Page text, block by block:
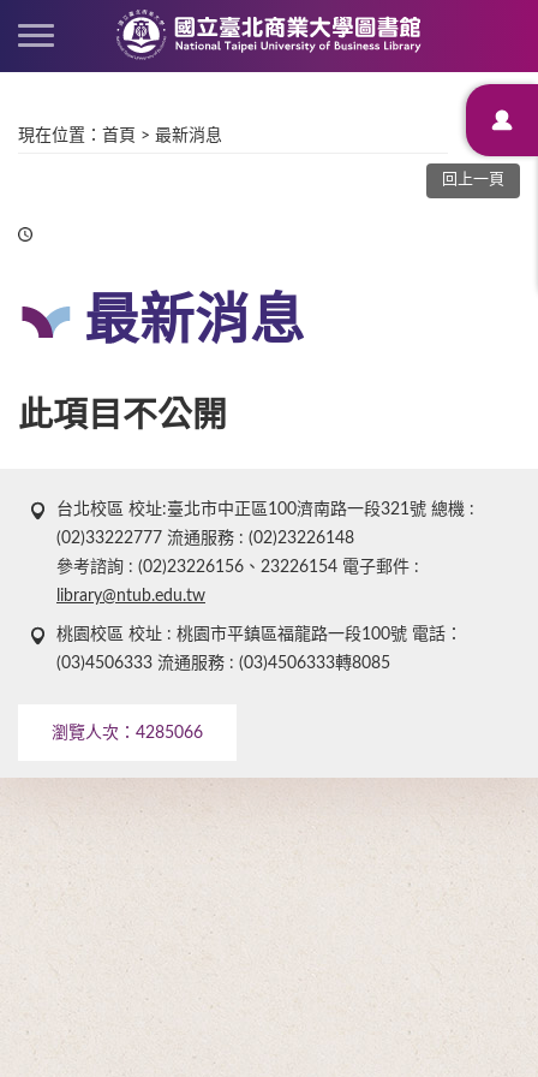
現在位置 ： 首頁 > 最新消息
回上一頁
最新消息
此項目不公開
台北校區 校址:臺北市中正區100濟南路一段321號 總機 :
(02)33222777 流通服務 : (02)23226148
參考諮詢 : (02)23226156、23226154 電子郵件 :
library@ntub.edu.tw
桃園校區 校址 : 桃園市平鎮區福龍路一段100號 電話：
(03)4506333 流通服務 : (03)4506333轉8085
瀏覽人次： 4285066